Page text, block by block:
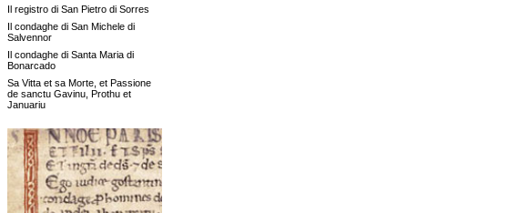
Il registro di San Pietro di Sorres
Il condaghe di San Michele di
Salvennor
Il condaghe di Santa Maria di
Bonarcado
Sa Vitta et sa Morte, et Passione
de sanctu Gavinu, Prothu et
Januariu